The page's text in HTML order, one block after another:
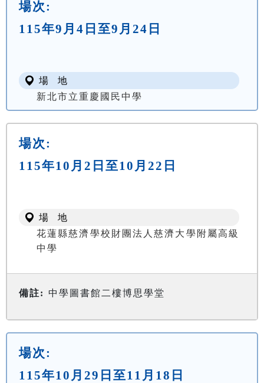
場次:
115年9月4日至9月24日
場 地
新北市立重慶國民中學
場次:
115年10月2日至10月22日
場 地
花蓮縣慈濟學校財團法人慈濟大學附屬高級
中學
備註: 中學圖書館二樓博思學堂
場次:
115年10月29日至11月18日